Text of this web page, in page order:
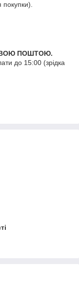
покупки).
ПОШТОЮ.
до 15:00 (зрідка